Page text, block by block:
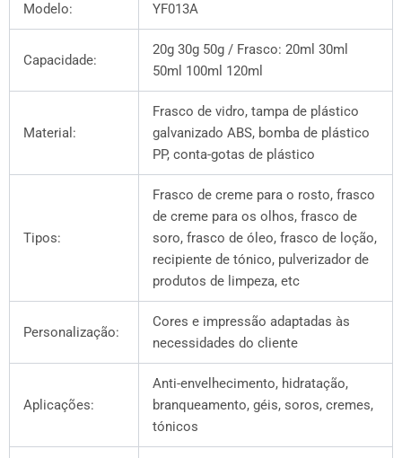
Modelo: YF013A
Capacidade:
20g 30g 50g / Frasco: 20ml 30ml
50ml 100ml 120ml
Material:
Frasco de vidro, tampa de plástico
galvanizado ABS, bomba de plástico
PP, conta-gotas de plástico
Tipos:
Frasco de creme para o rosto, frasco
de creme para os olhos, frasco de
soro, frasco de óleo, frasco de loção,
recipiente de tónico, pulverizador de
produtos de limpeza, etc
Personalização:
Cores e impressão adaptadas às
necessidades do cliente
Aplicações:
Anti-envelhecimento, hidratação,
branqueamento, géis, soros, cremes,
tónicos